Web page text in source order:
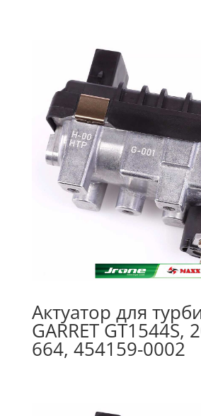
Актуатор для
GARRET GT1544S,
664, 454159-0002